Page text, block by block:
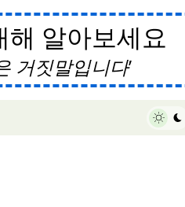
해 알아보세요
거짓말입니다